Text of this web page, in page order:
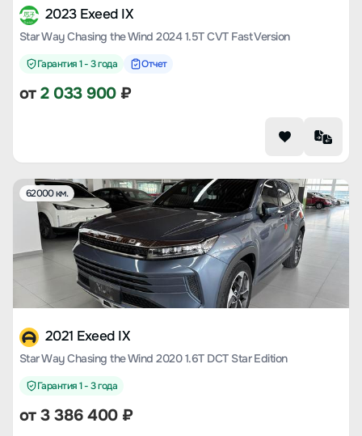
2023 Exeed IX
Star Way Chasing the Wind 2024 1.5T CVT Fast Version
Гарантия 1 - 3 года Отчет
от2 033 900₽
62000 км.
2021 Exeed IX
Star Way Chasing the Wind 2020 1.6T DCT Star Edition
Гарантия 1 - 3 года
от3 386 400₽